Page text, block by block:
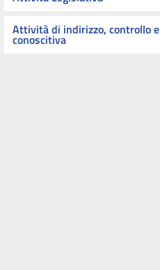
Attività di indirizzo, controllo e
conoscitiva